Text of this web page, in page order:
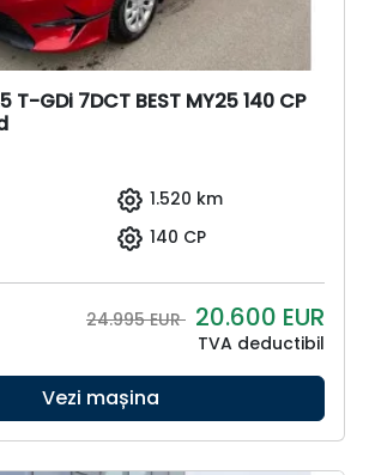
T-GDi 7DCT BEST MY25 140 CP
1.520 km
140 CP
24.995 EUR 20.600 EUR
TVA deductibil
Vezi mașina